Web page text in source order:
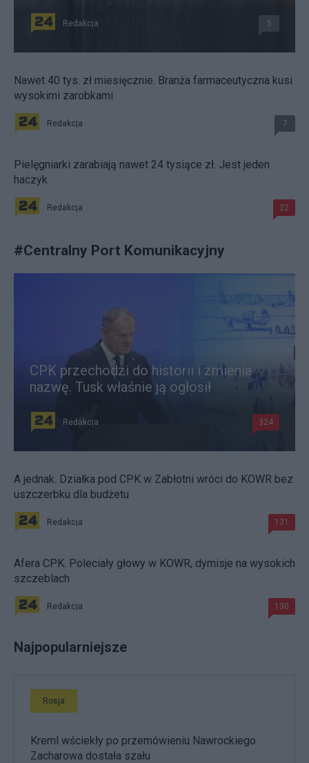
Redakcja 5
Nawet 40 tys. zł miesięcznie. Branża farmaceutyczna kusi
wysokimi zarobkami
Redakcja 7
Pielęgniarki zarabiają nawet 24 tysiące zł. Jest jeden
haczyk
Redakcja 22
#Centralny Port Komunikacyjny
CPK przechodzi do historii i zmienia
nazwę. Tusk właśnie ją ogłosił
Redakcja 324
A jednak. Działka pod CPK w Zabłotni wróci do KOWR bez
uszczerbku dla budżetu
Redakcja 131
Afera CPK. Poleciały głowy w KOWR, dymisje na wysokich
szczeblach
Redakcja 130
Najpopularniejsze
Rosja
Kreml wściekły po przemówieniu Nawrockiego.
Zacharowa dostała szału